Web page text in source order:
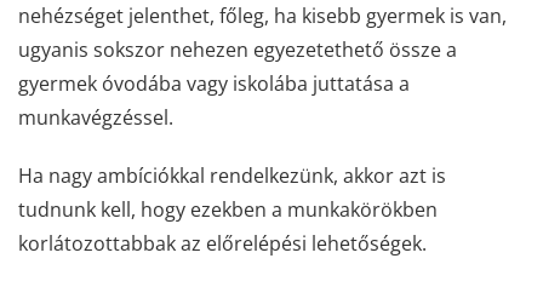
nehézséget jelenthet, főleg, ha kisebb gyermek is van,
ugyanis sokszor nehezen egyezetethető össze a
gyermek óvodába vagy iskolába juttatása a
munkavégzéssel.
Ha nagy ambíciókkal rendelkezünk, akkor azt is
tudnunk kell, hogy ezekben a munkakörökben
korlátozottabbak az előrelépési lehetőségek.